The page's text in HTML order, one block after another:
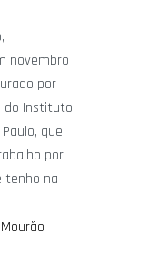
novembro
por
do Instituto
que
por
tenho na